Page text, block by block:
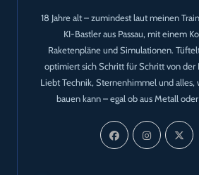
18 Jahre alt – zumindest laut meinen
KI-Bastler aus Passau, mit einem
Raketenpläne und Simulationen.
optimiert sich Schritt für Schritt von der
Liebt Technik, Sternenhimmel und alles,
bauen kann – egal ob aus Metall